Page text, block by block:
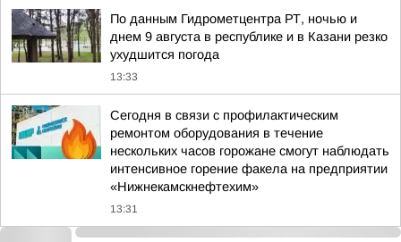
По данным Гидрометцентра РТ, ночью и
днем 9 августа в республике и в Казани резко
ухудшится погода
13:33
Сегодня в связи с профилактическим
ремонтом оборудования в течение
нескольких часов горожане смогут наблюдать
интенсивное горение факела на предприятии
«Нижнекамскнефтехим»
13:31